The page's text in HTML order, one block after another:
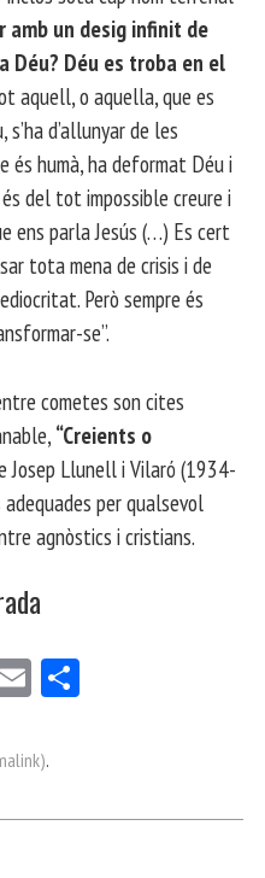
amb un desig infinit de
Déu? Déu es troba en el
aquell, o aquella, que es
d’allunyar de les
humà, ha deformat Déu i
del tot impossible creure i
ens parla Jesús (…) Es cert
tota mena de crisis i de
Però sempre és
se”.
cometes son cites
“Creients o
Josep Llunell i Vilaró (1934-
per qualsevol
agnòstics i cristians.
E
ail
ei
.